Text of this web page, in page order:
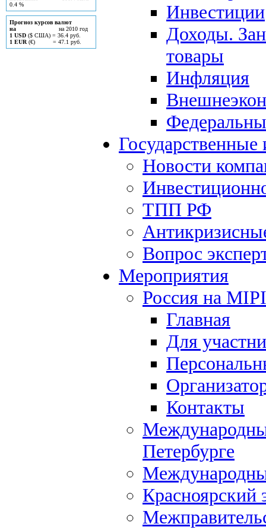
0.4 %
Прогноз курсов валют
на на 2010 год
1 USD ($ США) = 36.4 руб.
1 EUR (€) = 47.1 руб.
Инвестиции
Доходы.
товары
Инфляция
Новости
ТПП РФ
Вопрос
Мероприятия
Россия на
Главная
Для
Контакты
Петербурге
Красноярский